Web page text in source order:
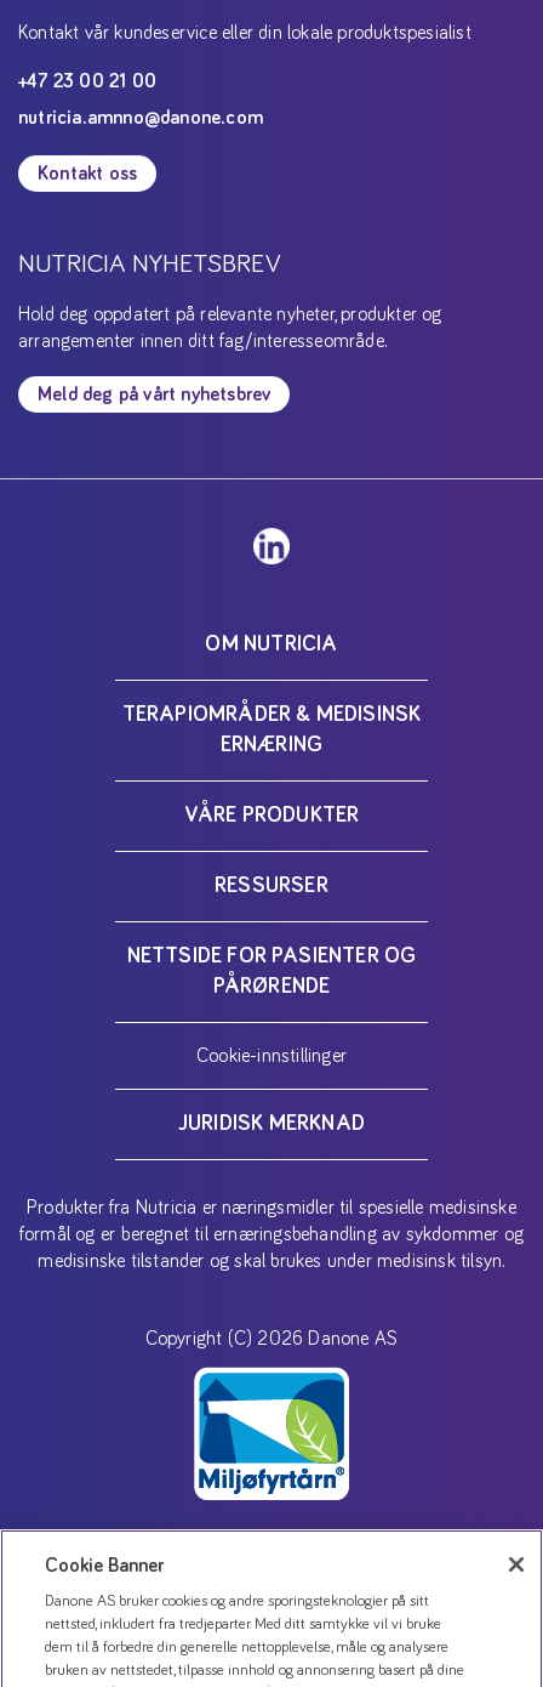
Kontakt vår kundeservice eller din lokale produktspesialist
+47 23 00 21 00
nutricia.amnno@danone.com
Kontakt oss
NUTRICIA NYHETSBREV
Hold deg oppdatert på relevante nyheter, produkter og
arrangementer innen ditt fag/interesseområde.
Meld deg på vårt nyhetsbrev
OM NUTRICIA
TERAPIOMRÅDER & MEDISINSK
ERNÆRING
VÅRE PRODUKTER
RESSURSER
NETTSIDE FOR PASIENTER OG
PÅRØRENDE
Cookie-innstillinger
JURIDISK MERKNAD
Produkter fra Nutricia er næringsmidler til spesielle medisinske
formål og er beregnet til ernæringsbehandling av sykdommer og
medisinske tilstander og skal brukes under medisinsk tilsyn.
Copyright (C) 2026 Danone AS
Personvernerklæring
Bruk av informasjonskapsler
Cookie Banner
Danone AS bruker cookies og andre sporingsteknologier på sitt
nettsted, inkludert fra tredjeparter. Med ditt samtykke vil vi bruke
dem til å forbedre din generelle nettopplevelse, måle og analysere
bruken av nettstedet, tilpasse innhold og annonsering basert på dine